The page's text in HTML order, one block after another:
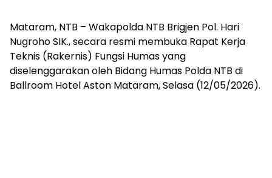
Mataram, NTB – Wakapolda NTB Brigjen Pol. Hari
Nugroho SIK., secara resmi membuka Rapat Kerja
Teknis (Rakernis) Fungsi Humas yang
diselenggarakan oleh Bidang Humas Polda NTB di
Ballroom Hotel Aston Mataram, Selasa (12/05/2026).